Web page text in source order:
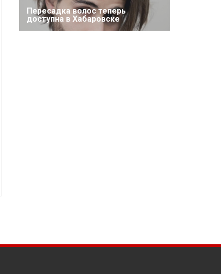
Пересадка волос теперь
доступна в Хабаровске